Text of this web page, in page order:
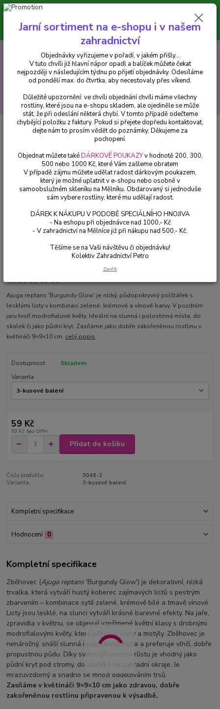
Minimální hodnota pro odeslání z e-shopu je 300 Kč.
V tuto chvíli již hlavní nápor objednávek opadl a balíček můžete čekat
nejpozději v následujícím týdnu po přijetí objednávky. Objednávky
vyřizujeme v pořadí, v jakém přišly...
Menu
CZK
Hledat
+420 602 223 614
Úvod Trvalky
Ajuga Reptans Burgundy Glow-zběhovec - cena za kus v
3-kusovém balení
Ajuga Reptans Burgundy Glow-
zběhovec - cena za kus v 3-
kusovém balení
Ajuga reptans 'Burgundy Glow' je nízký, půdopokryvný polštářek s
lesklými listy v kombinaci zelené, krémové a vínové barvy. V pozdním
jaru tvoří modrofialové květy. Ideální na slunná i polostinná místa, do
skalek či jako půdní kryt. Zasíláme jako dobře zakořeněnou rostlinu v
květináči 9×9×10 cm. celý popis
Dostupnost
Skladem
Varianta
59 Kč
53 Kč bez DPH
Přidat do košíku
Číslo produktu:
3048-2
Varianta:
3-kusové balení
Kompletní specifikace
Hodnocení 0
Kompletní specifikace
Zběhovec (Ajuga reptans 'Burgundy Glow') je dekorativní, nízká
trvalka, která vytváří hustý koberec zajímavých listů s pestrým
zbarvením – kombinace sytě zelené, krémově bílé a tmavě vínové.
Listy jsou lesklé, na slunci vytváří krásné barevné efekty. Na jaře,
zpravidla v květnu, se objevují vzpřímené květní klasy s drobnými
modrofialovými květy, které přitahují včely a motýly. Zběhovec je
nenáročný, snáší slunná i polostinná místa a preferuje vlhčí, dobře
propustnou půdu. Díky svému plazivému růstu je vhodný jako
půdní kryt pod stromy, do skalek i na zahradní okraje. Je
mrazuvzdorný a snadno se množí oddělováním trsů.
Zasíláme v květináči 9×9×10 cm jako zdravou, dobře
zakořeněnou rostlinu připravenou k výsadbě.
Jarní sortiment na e-shopu i v našem
zahradnictví
Objednávky vyřizujeme v pořadí, v jakém přišly...
V tuto chvíli již hlavní nápor opadl a balíček můžete čekat
nejpozději v následujícím týdnu po přijetí objednávky. Odesíláme
od pondělí max. do čtvrtka, aby necestovaly přes víkend.
Důležité upozornění: ve chvíli objednání chvíli máme všechny
rostliny, které jsou na e-shopu skladem, ale ojediněle se může
stát, že při odeslání některá chybí. V tomto případě odečteme
chybějící položku z faktury. Pokud si přejete dopředu kontaktovat,
dejte nám to prosím vědět do poznámky. Děkujeme za
pochopení.
Objednat můžete takéDÁRKOVÉ POUKAZYv hodnotě 200, 300,
500 nebo 1000 Kč, které Vám zašleme obratem
V případě zájmu můžete udělat radost dárkovým poukazem,
který je možné uplatnit v e-shopu nebo osobně v
samoobslužném skleníku na Mělníku. Obdarovaný si jednoduše
sám vybere rostliny, které mu udělají radost.
DÁREK K NÁKUPU V PODOBĚ SPECIÁLNÍHO HNOJIVA
- Na eshopu při objednávce nad 1000,- Kč
- V zahradnictví na Mělníce již při nákupu nad 500,- Kč.
Těšíme se na Vaši návštěvu či objednávku!
Kolektiv Zahradnictví Petro
Zavřít